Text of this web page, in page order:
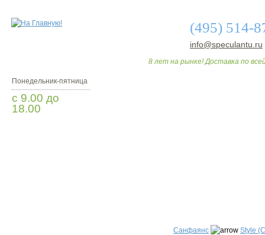
(495) 514-
info@speculantu.ru
8 лет на рынке! Доставка по
Понедельник-пятница
с 9.00 до
18.00
Санфаянс Style